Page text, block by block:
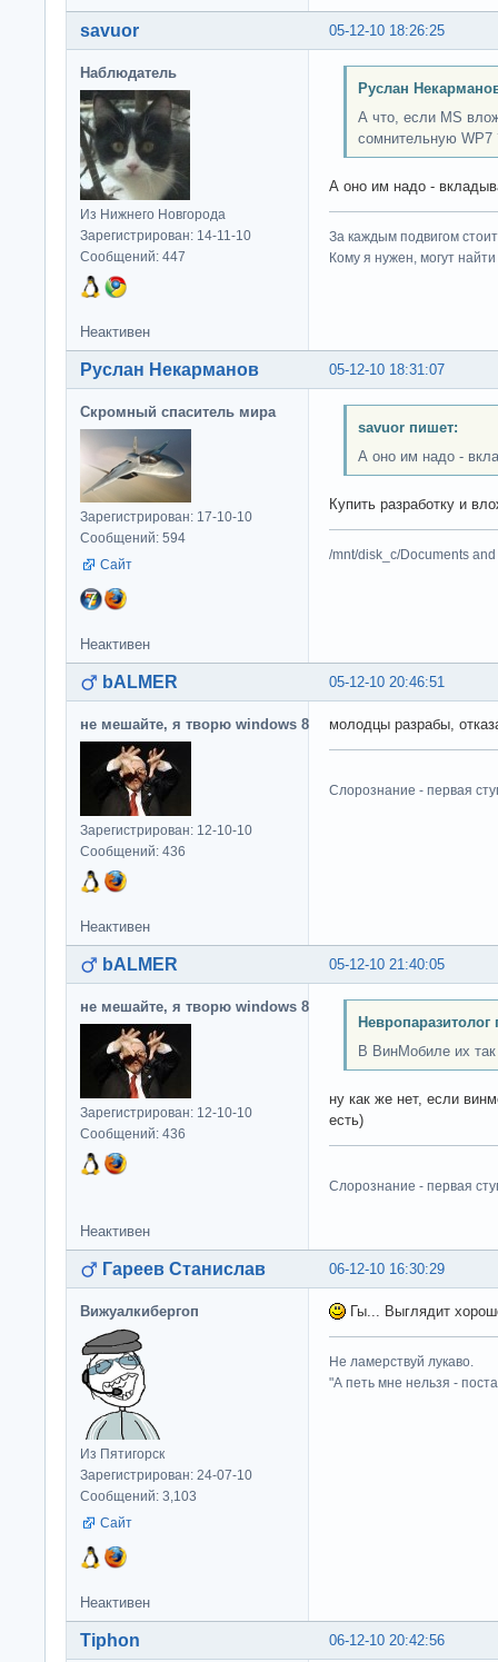
05-12-10 18:26:25
savuor
Наблюдатель
Из Нижнего Новгорода
Зарегистрирован: 14-11-10
Сообщений: 447
Руслан
А что, если MS
сомнительную WP7
А оно им надо -
За каждым подвигом
Кому я нужен, могут
Неактивен
05-12-10 18:31:07
Руслан Некарманов
Скромный спаситель мира
Зарегистрирован: 17-10-10
Сообщений: 594
Сайт
savuor пишет:
А оно им надо -
Купить разработку и
/mnt/disk_c/Documents
Неактивен
05-12-10 20:46:51
bALMER
не мешайте, я творю windows 8
Зарегистрирован: 12-10-10
Сообщений: 436
молодцы разрабы,
Слорознание - первая
Неактивен
05-12-10 21:40:05
bALMER
не мешайте, я творю windows 8
Зарегистрирован: 12-10-10
Сообщений: 436
Невропаразитолог
В ВинМобиле их
ну как же нет, если
есть)
Слорознание - первая
Неактивен
06-12-10 16:30:29
Гареев Станислав
Вижуалкибергоп
Из Пятигорск
Зарегистрирован: 24-07-10
Сообщений: 3,103
Сайт
Гы... Выглядит
Не ламерствуй лукаво.
"А петь мне нельзя -
Неактивен
06-12-10 20:42:56
Tiphon